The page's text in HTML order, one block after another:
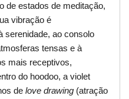
de estados de meditação,
vibração é
serenidade, ao consolo
tensas e à
mais receptivos,
do hoodoo, a violet
de love drawing (atração